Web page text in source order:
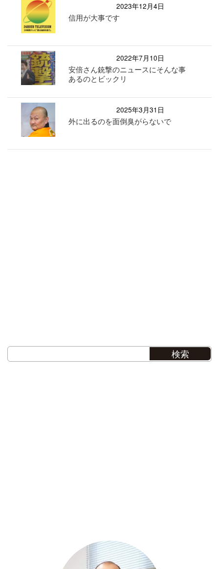
2023年12月4日
信用が大事です
2022年7月10日
安倍さん銃撃のニュースにそんな事
あるのとビックリ
2025年3月31日
外に出るのを面倒臭がらないで